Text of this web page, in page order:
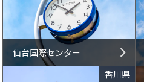
仙台国際センター
香川県